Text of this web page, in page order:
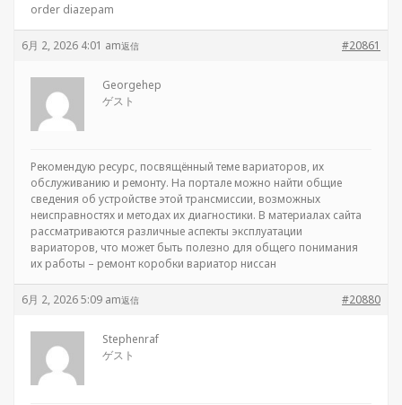
order diazepam
6月 2, 2026 4:01 am #20861
返信
Georgehep
ゲスト
Рекомендую ресурс, посвящённый теме вариаторов, их
обслуживанию и ремонту. На портале можно найти общие
сведения об устройстве этой трансмиссии, возможных
неисправностях и методах их диагностики. В материалах сайта
рассматриваются различные аспекты эксплуатации
вариаторов, что может быть полезно для общего понимания
их работы – ремонт коробки вариатор ниссан
6月 2, 2026 5:09 am #20880
返信
Stephenraf
ゲスト